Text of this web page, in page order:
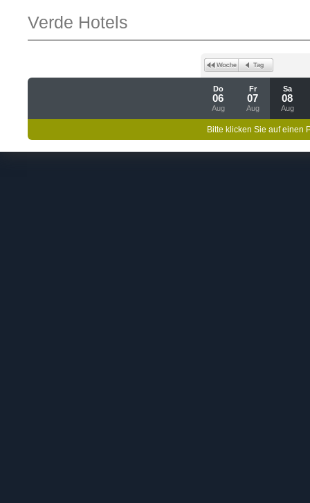
Verde Hotels
Do
06
Aug
Fr
07
Aug
Sa
08
Aug
Bitte klicken Sie auf einen